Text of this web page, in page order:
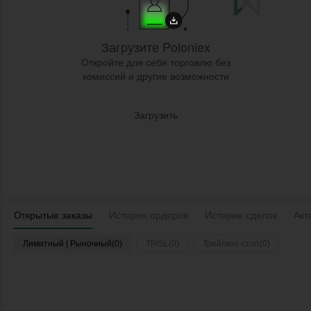
Открытые заказы История ордеров История сделок
Лимитный | Рыночный(0) TP/SL(0) Трейлинг-стоп(0)
Загрузите Poloniex
Откройте для себя торговлю без
комиссий и другие возможности
Загрузить